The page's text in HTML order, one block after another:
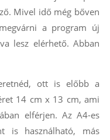
Mivel idő még bőven
a program új
lesz elérhető. Abban
ott is előbb a
14 cm x 13 cm, ami
elférjen. Az A4-es
is használható, más